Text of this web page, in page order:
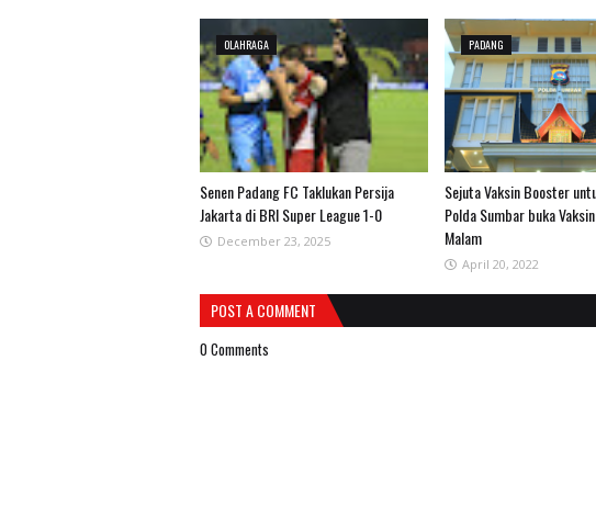
OLAHRAGA
Senen Padang FC Taklukan Persija
Jakarta di BRI Super League 1-0
December 23, 2025
PADANG
Sejuta Vaksin Booster
Polda Sumbar buka
Malam
April 20, 2022
POST A COMMENT
0 Comments